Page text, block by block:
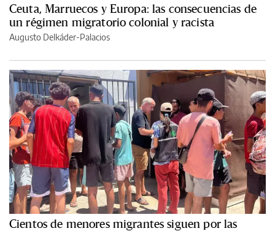
Ceuta, Marruecos y Europa: las consecuencias de
un régimen migratorio colonial y racista
Augusto Delkáder-Palacios
Cientos de menores migrantes siguen por las